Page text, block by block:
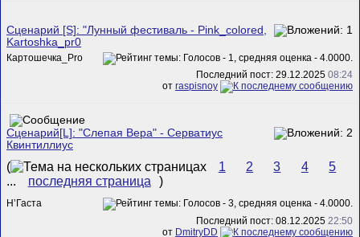
Сценарий [S]: "Лунный фестиваль - Pink_colored,
Kartoshka_pr0
Картошечка_Pro
Последний пост: 29.12.2025 08:24
от raspisnoy
Сценарий[L]: "Слепая Вера" - Серватиус
Квинтиллиус
( 1 2 3 4
5
...
последняя страница )
Н’Гаста
Последний пост: 08.12.2025 22:50
от DmitryDD